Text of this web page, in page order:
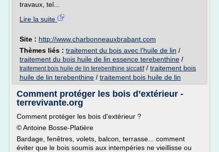
travaux, tel...
Lire la suite
Site : http://www.charbonneauxbrabant.com
Thèmes liés : traitement du bois avec l'huile de lin /
traitement du bois huile de lin essence terebenthine /
traitement bois huile de lin terebenthine siccatif/ traitement bois
huile de lin terebenthine / traitement bois huile de lin
Comment protéger les bois d’extérieur -
terrevivante.org
Comment protéger les bois d'extérieur ?
© Antoine Bosse-Platière
Bardage, fenêtres, volets, balcon, terrasse... comment
éviter que le bois soumis aux intempéries ne vieillisse ou